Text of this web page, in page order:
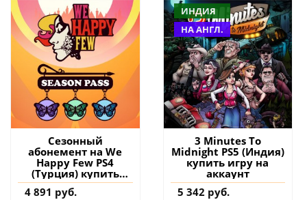
Сезонный
абонемент на We
Happy Few PS4
(Турция) купить
игру на аккаунт
4 891 руб.
ИНДИЯ
НА АНГЛ.
3 Minutes To
Midnight PS5 (Индия)
купить игру на
аккаунт
5 342 руб.